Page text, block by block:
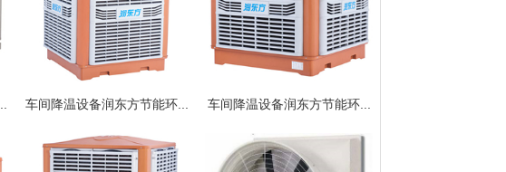
车间降温设备润东方节能环... 车间降温设备润东方节能环...